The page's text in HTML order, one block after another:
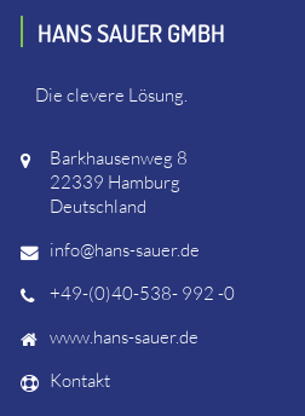
HANS SAUER GMBH
Die clevere Lösung.
Barkhausenweg 8
22339 Hamburg
Deutschland
info@hans-sauer.de
+49-(0)40-538- 992 -0
www.hans-sauer.de
Kontakt